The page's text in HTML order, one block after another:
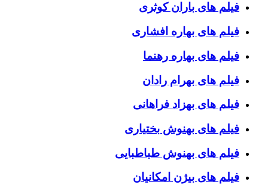
فیلم های باران کوثری
فیلم های بهاره افشاری
فیلم های بهاره رهنما
فیلم های بهرام رادان
فیلم های بهزاد فراهانی
فیلم های بهنوش بختیاری
فیلم های بهنوش طباطبایی
فیلم های بیژن امکانیان